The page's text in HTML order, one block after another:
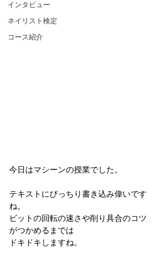
インタビュー
ネイリスト検定
コース紹介
今日はマシーンの授業でした。
テキストにびっちり書き込み偉いです
ね。
ビットの回転の速さや削り具合のコツ
がつかめるまでは
ドキドキしますね。